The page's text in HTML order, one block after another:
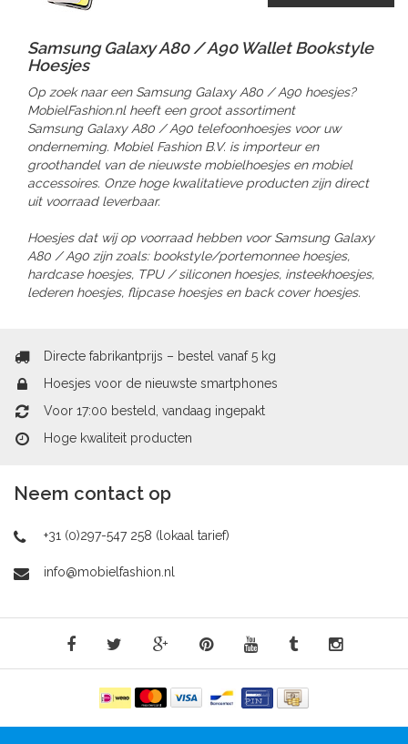
Samsung Galaxy A80 / A90 Wallet Bookstyle
Hoesjes
Op zoek naar een Samsung Galaxy A80 / A90 hoesjes?
MobielFashion.nl heeft een groot assortiment
Samsung Galaxy A80 / A90 telefoonhoesjes voor uw
onderneming. Mobiel Fashion B.V. is importeur en
groothandel van de nieuwste mobielhoesjes en mobiel
accessoires. Onze hoge kwalitatieve producten zijn direct
uit voorraad leverbaar.
Hoesjes dat wij op voorraad hebben voor Samsung Galaxy
A80 / A90 zijn zoals: bookstyle/portemonnee hoesjes,
hardcase hoesjes, TPU / siliconen hoesjes, insteekhoesjes,
lederen hoesjes, flipcase hoesjes en back cover hoesjes.
Directe fabrikantprijs – bestel vanaf 5 kg
Hoesjes voor de nieuwste smartphones
Voor 17:00 besteld, vandaag ingepakt
Hoge kwaliteit producten
Neem contact op
+31 (0)297-547 258 (lokaal tarief)
info@mobielfashion.nl